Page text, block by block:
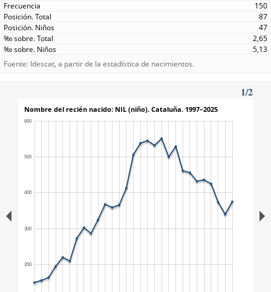
150
87
47
2,65
5,13
Fuente: Idescat, a partir de la estadística de nacimientos.